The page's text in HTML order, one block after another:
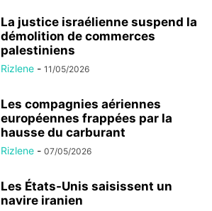
La justice israélienne suspend la
démolition de commerces
palestiniens
Rizlene - 11/05/2026
Les compagnies aériennes
européennes frappées par la
hausse du carburant
Rizlene - 07/05/2026
Les États-Unis saisissent un
navire iranien